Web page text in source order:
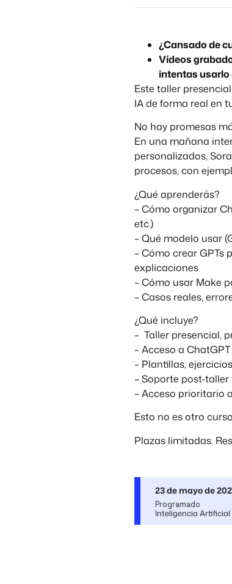
¿Cansado de
Vídeos
intentas usarlo
Este taller
IA de forma real en
No hay promesas
En una mañana
personalizados,
procesos, con
¿Qué aprenderás?
– Cómo organizar
etc.)
– Qué modelo usar
– Cómo crear GPTs
explicaciones
– Cómo usar Make
– Casos reales,
¿Qué incluye?
– Taller presencial,
– Acceso a
– Plantillas,
– Soporte post-
– Acceso prioritario
Esto no es otro
Plazas limitadas.
23 de mayo de
Programado
Inteligencia Artificial